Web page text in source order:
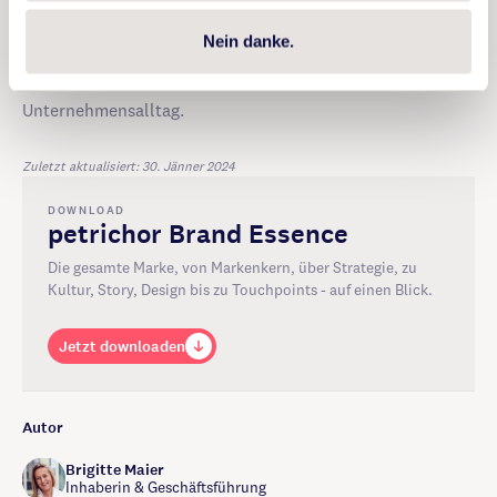
Nein danke.
weil das nur eine kurze Übersicht über das Thema Story
ist, gibt es bei uns noch eine kleine Bibliothek an
aber auch zu Tools und Themen aus dem
Unternehmensalltag.
Zuletzt aktualisiert: 30. Jänner 2024
DOWNLOAD
petrichor Brand Essence
Die gesamte Marke, von Markenkern, über Strategie, zu
Kultur, Story, Design bis zu Touchpoints - auf einen Blick.
Jetzt downloaden
Autor
Brigitte Maier
Inhaberin & Geschäftsführung